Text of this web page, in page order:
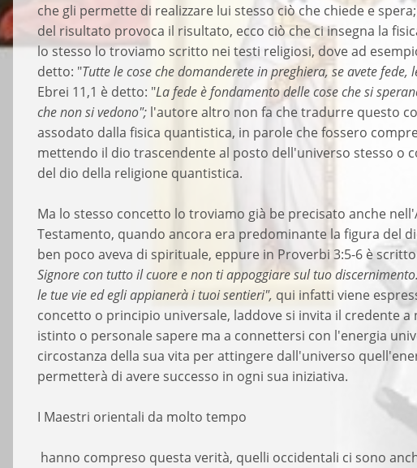
che gli permette di realizzare lui stesso ciò che chiede e
del risultato provoca il risultato, ecco ciò che ci insegna la
lo stesso lo troviamo scritto nei testi religiosi, dove ad
detto: "Tutte le cose che domanderete in preghiera, se avete fede,
Ebrei 11,1 è detto: "La fede è fondamento delle cose che si
che non si vedono"; l'autore altro non fa che tradurre questo
assodato dalla fisica quantistica, in parole che fossero
mettendo il dio trascendente al posto dell'universo stesso o
del dio della religione quantistica.
Ma lo stesso concetto lo troviamo già be precisato anche
Testamento, quando ancora era predominante la figura del
ben poco aveva di spirituale, eppure in Proverbi 3:5-6 è
Signore con tutto il cuore e non ti appoggiare sul tuo
le tue vie ed egli appianerà i tuoi sentieri", qui infatti viene
concetto o principio universale, laddove si invita il credente a
istinto o personale sapere ma a connettersi con l'energia
circostanza della sua vita per attingere dall'universo
permetterà di avere successo in ogni sua iniziativa.
I Maestri orientali da molto tempo
hanno compreso questa verità, quelli occidentali ci sono